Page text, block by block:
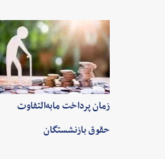
زمان پرداخت مابه‌التفاوت
حقوق بازنشستگان